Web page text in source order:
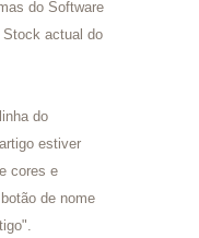
do Software
Stock actual do
do
estiver
cores e
de nome